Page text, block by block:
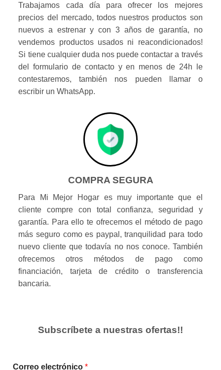
Trabajamos cada día para ofrecer los mejores
precios del mercado, todos nuestros productos son
nuevos a estrenar y con 3 años de garantía, no
vendemos productos usados ni reacondicionados!
Si tiene cualquier duda nos puede contactar a través
del formulario de contacto y en menos de 24h le
contestaremos, también nos pueden llamar o
escribir un WhatsApp.
COMPRA SEGURA
Para Mi Mejor Hogar es muy importante que el
cliente compre con total confianza, seguridad y
garantía. Para ello te ofrecemos el método de pago
más seguro como es paypal, tranquilidad para todo
nuevo cliente que todavía no nos conoce. También
ofrecemos otros métodos de pago como
financiación, tarjeta de crédito o transferencia
bancaria.
Subscríbete a nuestras ofertas!!
Correo electrónico *